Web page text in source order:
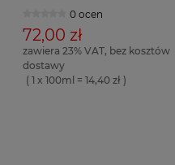
0 ocen
72,00 zł
zawiera 23% VAT, bez kosztów
dostawy
( 1 x 100ml = 14,40 zł )